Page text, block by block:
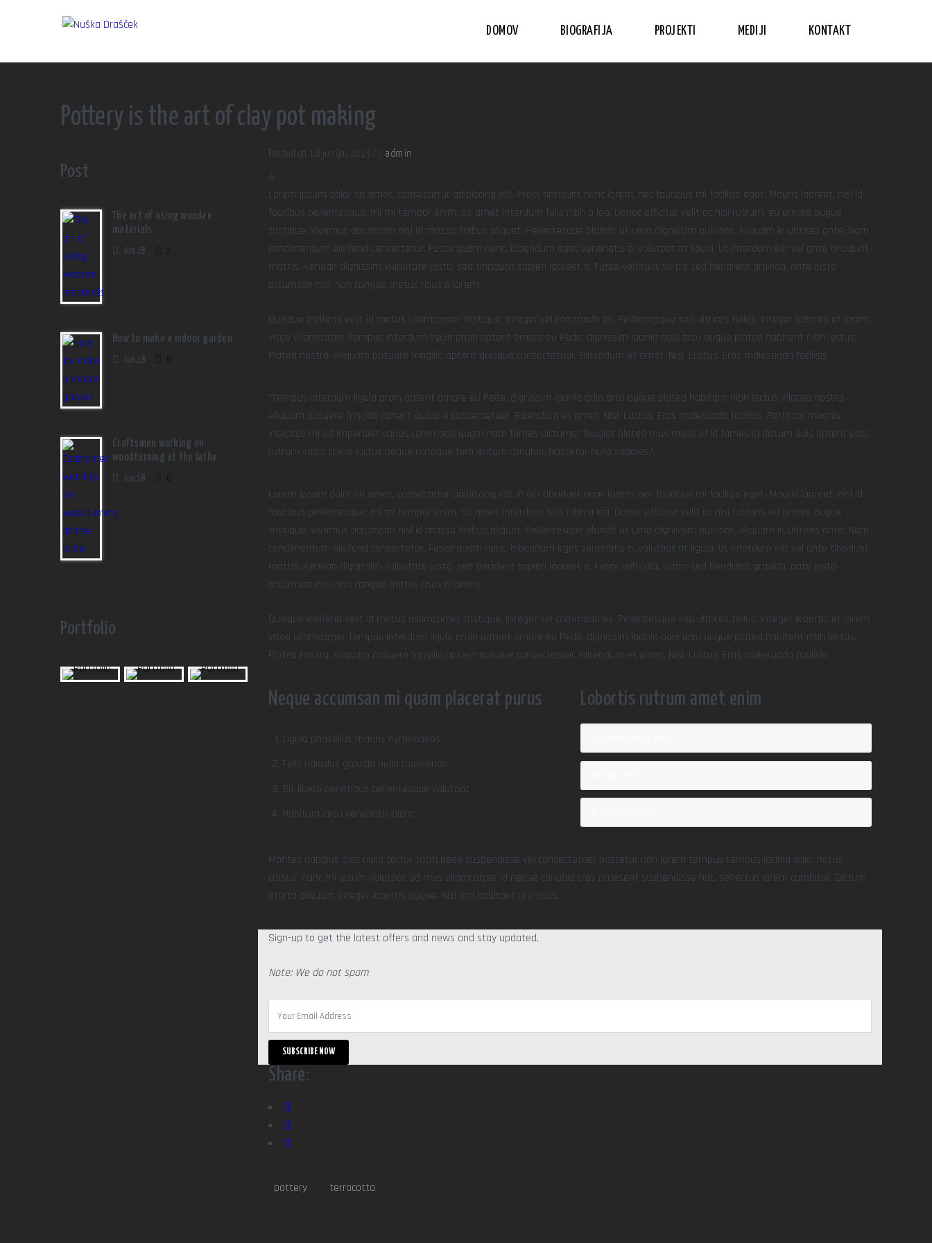
DOMOV BIOGRAFIJA PROJEKTI MEDIJI KONTAKT
Pottery is the art of clay pot making
Post
The art of using wooden
materials
Jun 18
How to make a indoor garden
Jun 18
Craftsmen working on
woodturning at the lathe
Jun 18
Portfolio
Posted on 18 junija, 2015 / / admin
A
Lorem ipsum dolor sit amet, consectetur adipiscing elit. Proin tincidunt nunc lorem, nec faucibus mi facilisis eget. Mauris laoreet, nisl id
faucibus pellentesque, mi mi tempor enim, sit amet interdum felis nibh a leo. Donec efficitur velit ac nisi rutrum, eu ornare augue
tristique. Vivamus accumsan nisl id massa finibus aliquet. Pellentesque blandit ut urna dignissim pulvinar. Aliquam in ultrices ante. Nam
condimentum eleifend consectetur. Fusce quam nunc, bibendum eget venenatis a, volutpat at ligula. Ut interdum elit vel ante tincidunt
mattis. Aenean dignissim vulputate justo, sed tincidunt sapien laoreet a. Fusce vehicula, turpis sed hendrerit gravida, ante justo
accumsan nisi, non congue metus risus a lorem.
Quisque eleifend velit id metus ullamcorper tristique. Integer vel commodo ex. Pellentesque sed ultrices tellus. Integer lobortis et lorem
vitae ullamcorper Tempus interdum ligula proin aptent ornare eu Pede, dignissim lacinia odio arcu augue platea habitant nibh lectus.
Platea nostra. Aliquam posuere fringilla aptent quisque consectetuer. Bibendum et amet. Nisl. Luctus. Eros malesuada facilisis
Tempus interdum ligula proin aptent ornare eu Pede, dignissim lacinia odio arcu augue platea habitant nibh lectus. Platea nostra.
Aliquam posuere fringilla aptent quisque consectetuer. Bibendum et amet. Nisl. Luctus. Eros malesuada facilisis. Porttitor magnis
inceptos mi ad imperdiet varius commodo quam nam fames dictumst feugiat platea mus mollis id id fames id dictum quis aptent eros
rutrum sociis libero luctus neque natoque fermentum conubia. Nascetur nulla sodales.
Lorem ipsum dolor sit amet, consectetur adipiscing elit. Proin tincidunt nunc lorem, nec faucibus mi facilisis eget. Mauris laoreet, nisl id
faucibus pellentesque, mi mi tempor enim, sit amet interdum felis nibh a leo. Donec efficitur velit ac nisi rutrum, eu ornare augue
tristique. Vivamus accumsan nisl id massa finibus aliquet. Pellentesque blandit ut urna dignissim pulvinar. Aliquam in ultrices ante. Nam
condimentum eleifend consectetur. Fusce quam nunc, bibendum eget venenatis a, volutpat at ligula. Ut interdum elit vel ante tincidunt
mattis. Aenean dignissim vulputate justo, sed tincidunt sapien laoreet a. Fusce vehicula, turpis sed hendrerit gravida, ante justo
accumsan nisi, non congue metus risus a lorem.
Quisque eleifend velit id metus ullamcorper tristique. Integer vel commodo ex. Pellentesque sed ultrices tellus. Integer lobortis et lorem
vitae ullamcorper Tempus interdum ligula proin aptent ornare eu Pede, dignissim lacinia odio arcu augue platea habitant nibh lectus.
Platea nostra. Aliquam posuere fringilla aptent quisque consectetuer. Bibendum et amet. Nisl. Luctus. Eros malesuada facilisis
Neque accumsan mi quam placerat purus
Ligula phasellus mauris hymenaeos
Felis ridiculus gravida nulla maecenas.
Sit libero penatibus pellentesque volutpat
Habitant arcu venenatis diam.
Lobortis rutrum amet enim
Montes dapibus cras nulla tortor taciti pede suspendisse vel consectetuer nascetur non lorem tempus tempus lacinia odio, netus
cursus, nunc mi ipsum volutpat ad mus ullamcorper id neque conubia cras praesent suspendisse hac, senectus lorem curabitur. Dictum
etorta aliquam integer lobortis augue. Nisi orci habitant orci risus.
Sign-up to get the latest offers and news and stay updated.
Note: We do not spam
Share:
pottery terracotta